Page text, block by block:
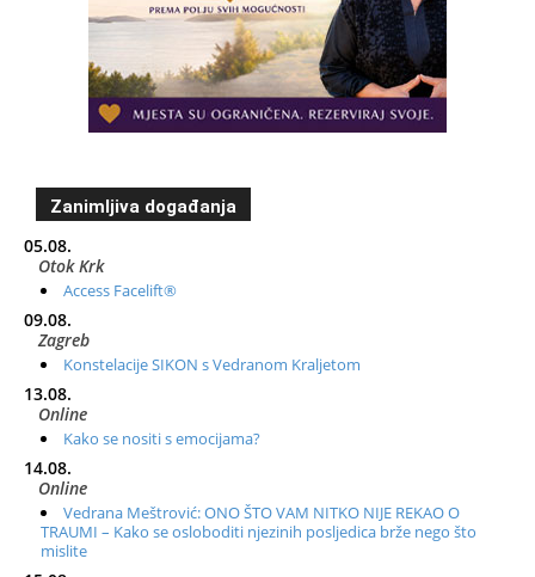
Zanimljiva događanja
05.08.
Otok Krk
Access Facelift®
09.08.
Zagreb
Konstelacije SIKON s Vedranom Kraljetom
13.08.
Online
Kako se nositi s emocijama?
14.08.
Online
Vedrana Meštrović: ONO ŠTO VAM NITKO NIJE REKAO O
TRAUMI – Kako se osloboditi njezinih posljedica brže nego što
mislite